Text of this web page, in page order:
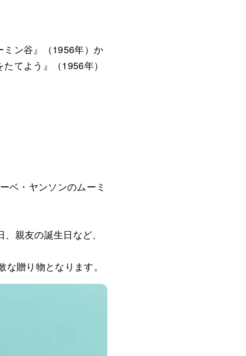
ミン谷』（1956年）か
てよう』（1956年）
ベ・ヤンソンのムーミ
親友の誕生日など、
贈り物となります。